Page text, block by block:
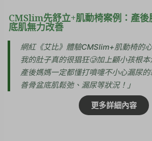
CMSlim先舒立+肌動椅案例：產後
底肌無力改善
網紅《艾比》體驗CMSlim+肌動椅的
我的肚子真的很猖狂🥲加上顧小孩根
產後媽媽一定都懂打噴嚏不小心漏尿
善骨盆底肌鬆弛、漏尿等狀況！」
更多詳細內容